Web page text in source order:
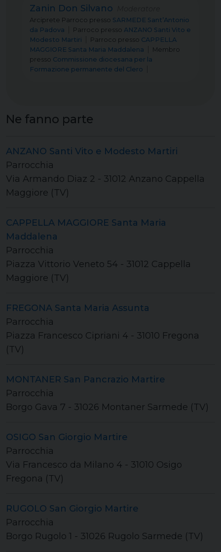
Zanin Don Silvano
Arciprete Parroco presso SARMEDE Sant’Antonio
da Padova
Parroco presso ANZANO Santi Vito e
Modesto Martiri
Parroco presso CAPPELLA
MAGGIORE Santa Maria Maddalena
Membro
presso Commissione diocesana per la
Formazione permanente del Clero
Ne fanno parte
ANZANO Santi Vito e Modesto Martiri
Parrocchia
Via Armando Diaz 2 - 31012 Anzano Cappella
Maggiore (TV)
CAPPELLA MAGGIORE Santa Maria
Maddalena
Parrocchia
Piazza Vittorio Veneto 54 - 31012 Cappella
Maggiore (TV)
FREGONA Santa Maria Assunta
Parrocchia
Piazza Francesco Cipriani 4 - 31010 Fregona
(TV)
MONTANER San Pancrazio Martire
Parrocchia
Borgo Gava 7 - 31026 Montaner Sarmede (TV)
OSIGO San Giorgio Martire
Parrocchia
Via Francesco da Milano 4 - 31010 Osigo
Fregona (TV)
RUGOLO San Giorgio Martire
Parrocchia
Borgo Rugolo 1 - 31026 Rugolo Sarmede (TV)